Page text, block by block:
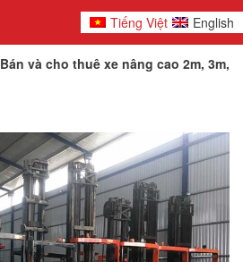
Tiếng Việt English
Bán và cho thuê xe nâng cao 2m, 3m,